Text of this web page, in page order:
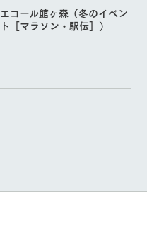
エコール館ヶ森（冬のイベン
ト［マラソン・駅伝］）